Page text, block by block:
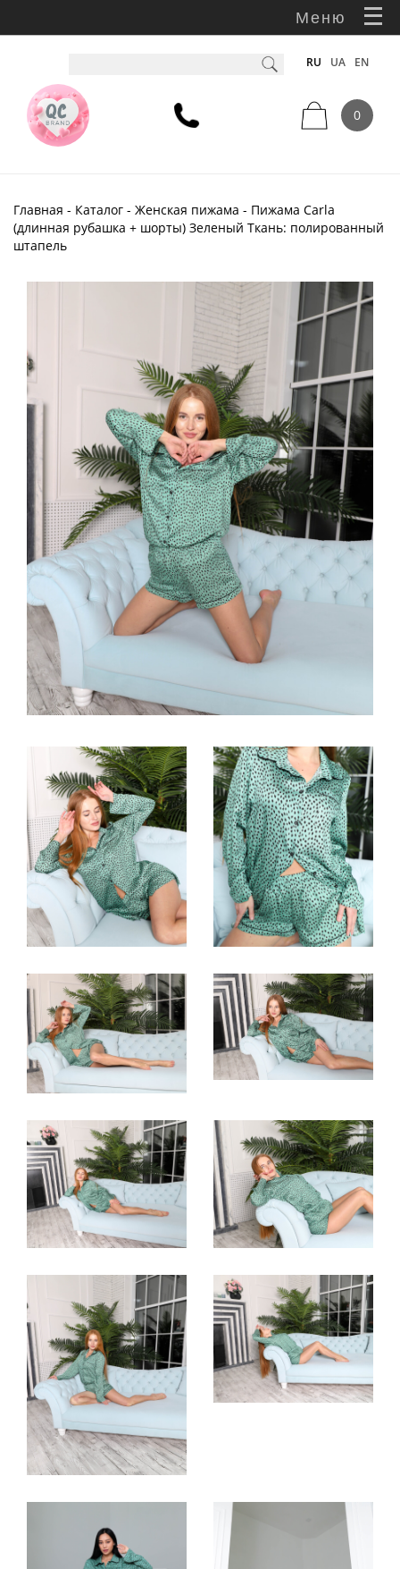
Меню
RU UA EN
0
Главная - Каталог - Женская пижама - Пижама Carla
(длинная рубашка + шорты) Зеленый Ткань: полированный
штапель